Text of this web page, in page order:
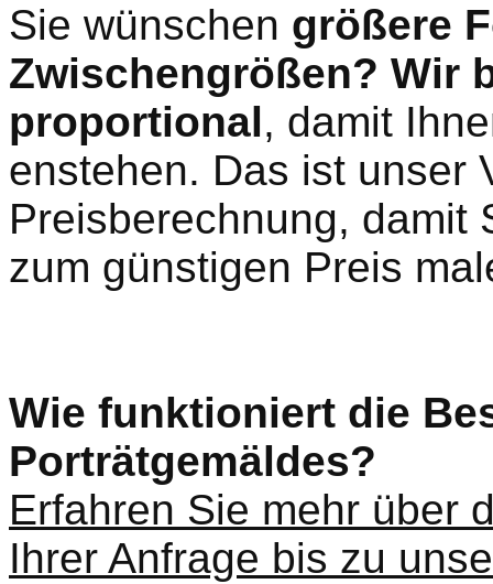
Sie wünschen größere
Zwischengrößen? Wir
proportional, damit
enstehen. Das ist unser
Preisberechnung, damit
zum günstigen Preis
Wie funktioniert die
Porträtgemäldes?
Erfahren Sie mehr über
Ihrer Anfrage bis zu